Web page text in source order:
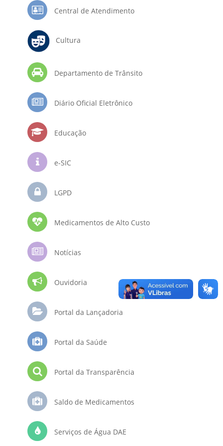
Central de Atendimento
Cultura
Departamento de Trânsito
Diário Oficial Eletrônico
Educação
e-SIC
LGPD
Medicamentos de Alto Custo
Notícias
Ouvidoria
Portal da Lançadoria
Portal da Saúde
Portal da Transparência
Saldo de Medicamentos
Serviços de Água DAE